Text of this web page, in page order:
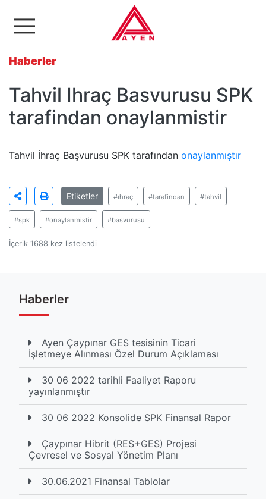
Ayen Enerji A.Ş
Haberler
Tahvil Ihraç Basvurusu SPK
tarafindan onaylanmistir
Tahvil İhraç Başvurusu SPK tarafından onaylanmıştır
Etiketler #ıhraç #tarafindan #tahvil
#spk #onaylanmistir #basvurusu
İçerik 1688 kez listelendi
Haberler
Ayen Çaypınar GES tesisinin Ticari
İşletmeye Alınması Özel Durum Açıklaması
30 06 2022 tarihli Faaliyet Raporu
yayınlanmıştır
30 06 2022 Konsolide SPK Finansal Rapor
Çaypınar Hibrit (RES+GES) Projesi
Çevresel ve Sosyal Yönetim Planı
30.06.2021 Finansal Tablolar